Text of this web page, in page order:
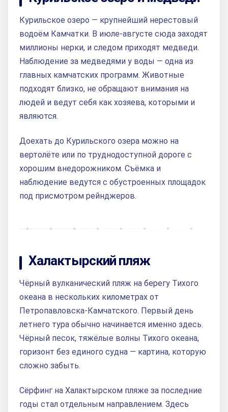
Курильское озеро — крупнейший нерестовый
водоём Камчатки. В июле-августе сюда заходят
миллионы нерки, и следом приходят медведи.
Наблюдение за медведями у воды — одна из
главных камчатских программ. Животные
подходят близко, не обращают внимания на
людей и ведут себя как хозяева, которыми и
являются.
Доехать до Курильского озера можно на
вертолёте или по труднодоступной дороге с
хорошим внедорожником. Съёмка и
наблюдение ведутся с обустроенных площадок
под присмотром рейнджеров.
Халактырский пляж
Чёрный вулканический пляж на берегу Тихого
океана в нескольких километрах от
Петропавловска-Камчатского. Первый день
летнего тура обычно начинается именно здесь.
Чёрный песок, тяжёлые волны Тихого океана,
горизонт без единого судна — картина, которую
сложно забыть.
Сёрфинг на Халактырском пляже за последние
годы стал отдельным направлением. Здесь